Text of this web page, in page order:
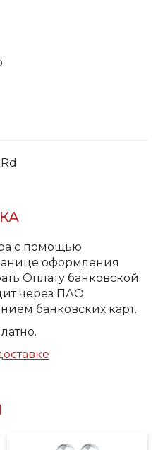
с помощью
оформления
Оплату банковской
через ПАО
банковских карт.